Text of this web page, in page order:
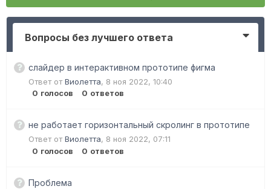
Вопросы без лучшего ответа
слайдер в интерактивном прототипе фигма
Ответ отВиолетта, 8 ноя 2022, 10:40
0 голосов 0 ответов
не работает горизонтальный скролинг в прототипе
Ответ отВиолетта, 8 ноя 2022, 07:11
0 голосов 0 ответов
Проблема